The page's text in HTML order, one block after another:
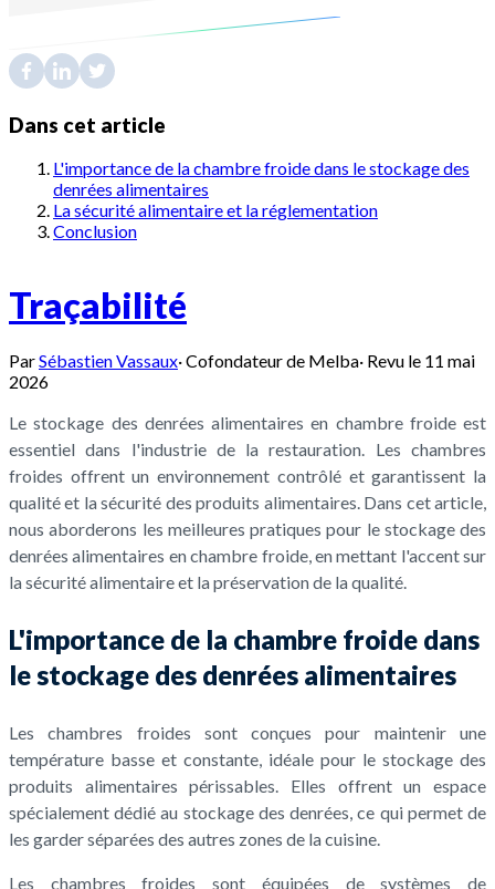
Dans cet article
L'importance de la chambre froide dans le stockage des
denrées alimentaires
La sécurité alimentaire et la réglementation
Conclusion
Traçabilité
ParSébastien Vassaux·Cofondateur de Melba· Revu le 11 mai
2026
Le stockage des denrées alimentaires en chambre froide est
essentiel dans l'industrie de la restauration. Les chambres
froides offrent un environnement contrôlé et garantissent la
qualité et la sécurité des produits alimentaires. Dans cet article,
nous aborderons les meilleures pratiques pour le stockage des
denrées alimentaires en chambre froide, en mettant l'accent sur
la sécurité alimentaire et la préservation de la qualité.
L'importance de la chambre froide dans
le stockage des denrées alimentaires
Les chambres froides sont conçues pour maintenir une
température basse et constante, idéale pour le stockage des
produits alimentaires périssables. Elles offrent un espace
spécialement dédié au stockage des denrées, ce qui permet de
les garder séparées des autres zones de la cuisine.
Les chambres froides sont équipées de systèmes de